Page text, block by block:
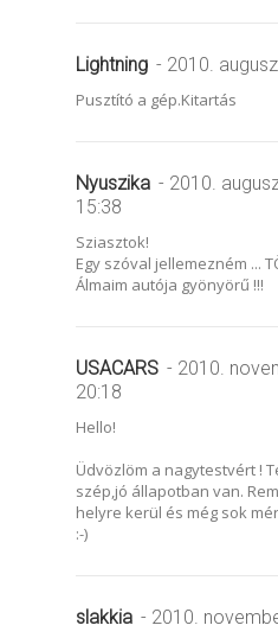
Lightning - 2010.
Pusztító a gép.Kitartás
Nyuszika - 2010.
15:38
Sziasztok!
Egy szóval jellemezném ...
Álmaim autója gyönyörű !!!
USACARS - 2010.
20:18
Hello!
Üdvözlöm a nagytestvért !
szép,jó állapotban van.
helyre kerül és még sok
:-)
slakkia - 2010.